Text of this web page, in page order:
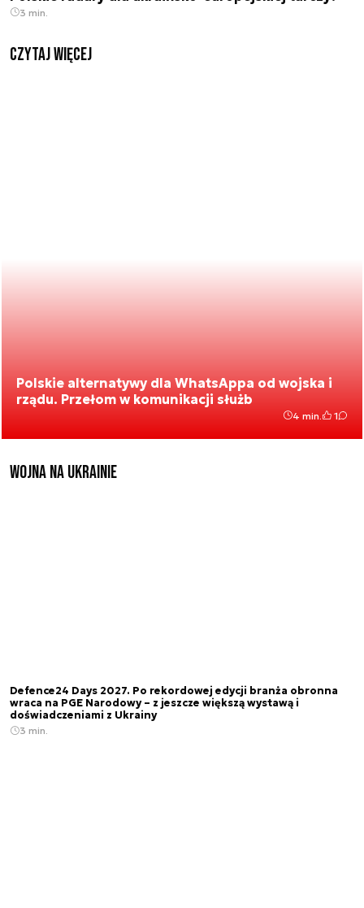
3 min.
czytaj więcej
Polskie alternatywy dla WhatsAppa od wojska i
rządu. Przełom w komunikacji służb
4 min. 1
Wojna na Ukrainie
Defence24 Days 2027. Po rekordowej edycji branża obronna
wraca na PGE Narodowy – z jeszcze większą wystawą i
doświadczeniami z Ukrainy
3 min.